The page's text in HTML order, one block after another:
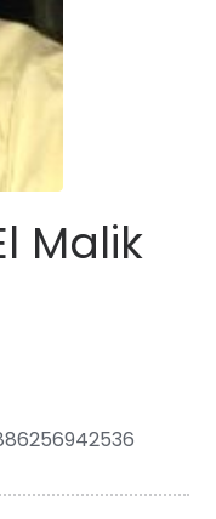
Malik